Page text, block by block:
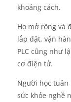
khoảng cách.
Họ mở rộng và
lắp đặt, vận
PLC cũng như
cơ điện tử.
Người học tuân
sức khỏe nghề